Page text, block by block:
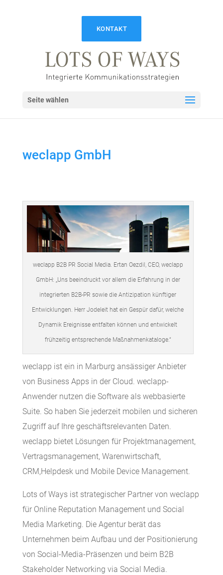
KONTAKT
Seite wählen
weclapp GmbH
weclapp B2B PR Social Media. Ertan Oezdil, CEO, weclapp
GmbH: „Uns beeindruckt vor allem die Erfahrung in der
integrierten B2B-PR sowie die Antizipation künftiger
Entwicklungen. Herr Jodeleit hat ein Gespür dafür, welche
Dynamik Ereignisse entfalten können und entwickelt
frühzeitig entsprechende Maßnahmenkataloge.“
weclapp ist ein in Marburg ansässiger Anbieter
von Business Apps in der Cloud. weclapp-
Anwender nutzen die Software als webbasierte
Suite. So haben Sie jederzeit mobilen und sicheren
Zugriff auf Ihre geschäftsrelevanten Daten.
weclapp bietet Lösungen für Projektmanagement,
Vertragsmanagement, Warenwirtschaft,
CRM,Helpdesk und Mobile Device Management.
Lots of Ways ist strategischer Partner von weclapp
für Online Reputation Management und Social
Media Marketing. Die Agentur berät das
Unternehmen beim Aufbau und der Positionierung
von Social-Media-Präsenzen und beim B2B
Stakeholder Networking via Social Media.